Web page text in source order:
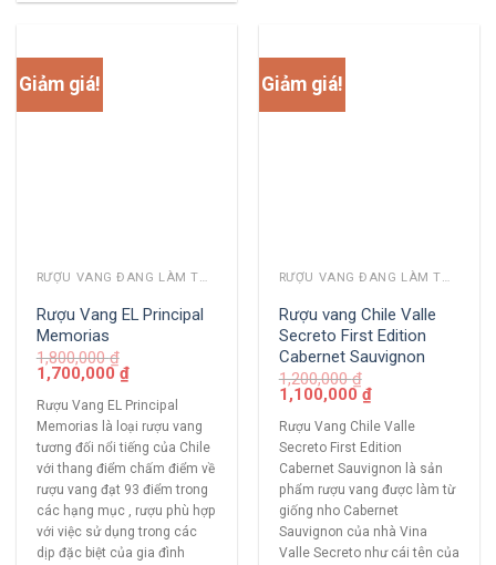
Giảm giá!
RƯỢU VANG ĐANG LÀM THỊ TRƯỜNG
Rượu Vang EL Principal
Memorias
1,800,000₫
1,700,000₫
Rượu Vang EL Principal
Memorias là loại rượu vang
tương đối nổi tiếng của Chile
với thang điểm chấm điểm về
rượu vang đạt 93 điểm trong
các hạng mục , rượu phù hợp
với việc sử dụng trong các
dịp đặc biệt của gia đình
Giảm giá!
RƯỢU VANG ĐANG LÀM THỊ TRƯỜNG
Rượu vang Chile Valle
Secreto First Edition
Cabernet Sauvignon
1,200,000₫
1,100,000₫
Rượu Vang Chile Valle
Secreto First Edition
Cabernet Sauvignon là sản
phẩm rượu vang được làm từ
giống nho Cabernet
Sauvignon của nhà Vina
Valle Secreto như cái tên của